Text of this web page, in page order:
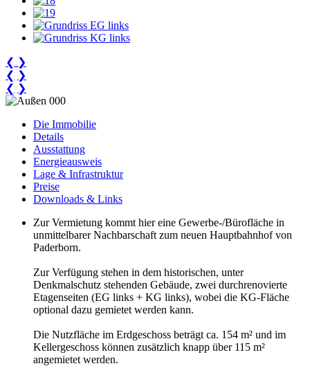
❮ ❯
❮ ❯
❮ ❯
Die Immobilie
Details
Ausstattung
Energieausweis
Lage & Infrastruktur
Preise
Downloads & Links
Zur Vermietung kommt hier eine Gewerbe-/Bürofläche in
unmittelbarer Nachbarschaft zum neuen Hauptbahnhof von
Paderborn.
Zur Verfügung stehen in dem historischen, unter
Denkmalschutz stehenden Gebäude, zwei durchrenovierte
Etagenseiten (EG links + KG links), wobei die KG-Fläche
optional dazu gemietet werden kann.
Die Nutzfläche im Erdgeschoss beträgt ca. 154 m² und im
Kellergeschoss können zusätzlich knapp über 115 m²
angemietet werden.